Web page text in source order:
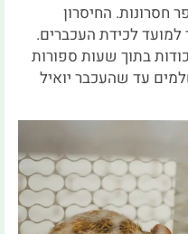
חסרונות. החיסרון
למועד לכידת העכברים.
בתוך שעות ספורות
עד שהעכבר יואיל